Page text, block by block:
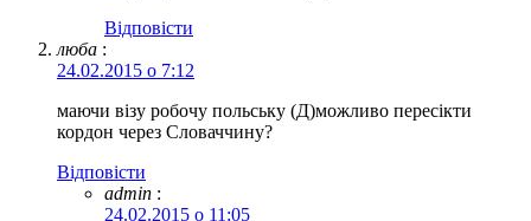
Відповіcти
люба :
24.02.2015 о 7:12
маючи візу робочу польську (Д)можливо пересікти
кордон через Словаччину?
Відповіcти
admin :
24.02.2015 о 11:05